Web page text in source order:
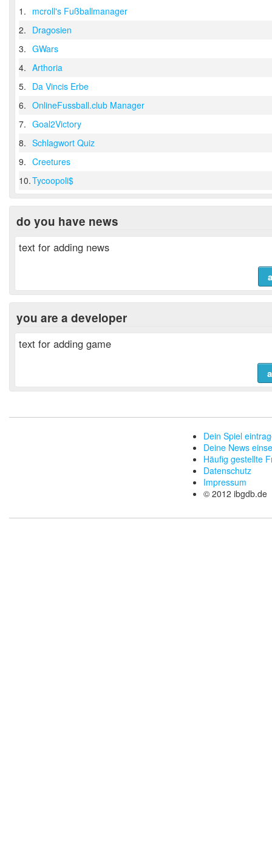
1. mcroll's Fußballmanager
2. Dragosien
3. GWars
4. Arthoria
5. Da Vincis Erbe
6. OnlineFussball.club Manager
7. Goal2Victory
8. Schlagwort Quiz
9. Creetures
10.Tycoopoli$
do you have news
text for adding news
you are a developer
text for adding game
Dein Spiel
Deine News
Häufig gestellte
Datenschutz
Impressum
© 2012 ibgdb.de